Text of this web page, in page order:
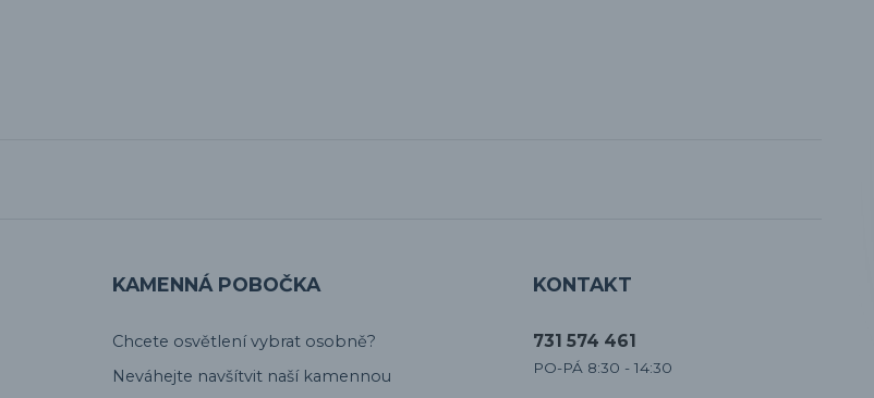
KAMENNÁ POBOČKA
Chcete osvětlení vybrat osobně?
Neváhejte navšítvit naší kamennou
KONTAKT
731 574 461
PO-PÁ 8:30 - 14:30